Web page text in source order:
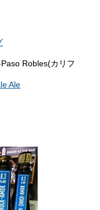
Robles(カリフ
Ale